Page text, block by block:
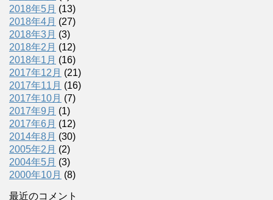
2018年5月 (13)
2018年4月 (27)
2018年3月 (3)
2018年2月 (12)
2018年1月 (16)
2017年12月 (21)
2017年11月 (16)
2017年10月 (7)
2017年9月 (1)
2017年6月 (12)
2014年8月 (30)
2005年2月 (2)
2004年5月 (3)
2000年10月 (8)
最近のコメント